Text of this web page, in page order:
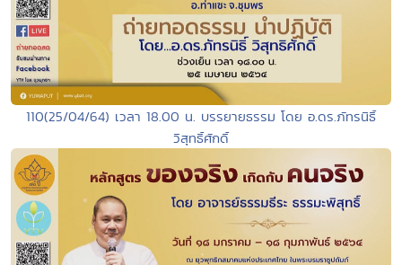
110(25/04/64) เวลา 18.00 น. บรรยายธรรม โดย อ.ดร.ภัทรนิธิ์
วิสุทธิ์ศักดิ์